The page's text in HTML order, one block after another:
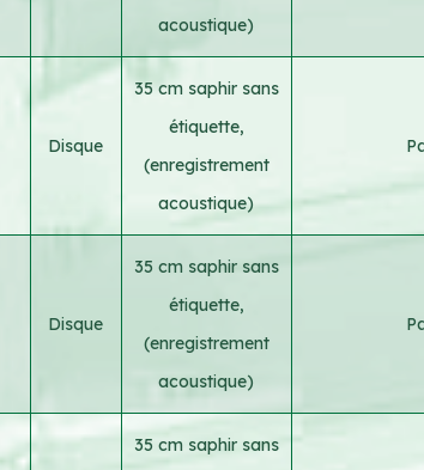
acoustique)
Disque
35 cm saphir sans
étiquette,
(enregistrement
acoustique)
Disque
35 cm saphir sans
étiquette,
(enregistrement
acoustique)
35 cm saphir sans